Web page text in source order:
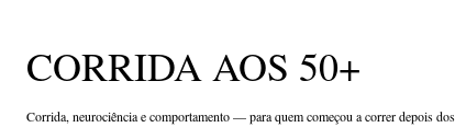
CORRIDA AOS 50+
Corrida, neurociência e comportamento — para quem começou a correr depois